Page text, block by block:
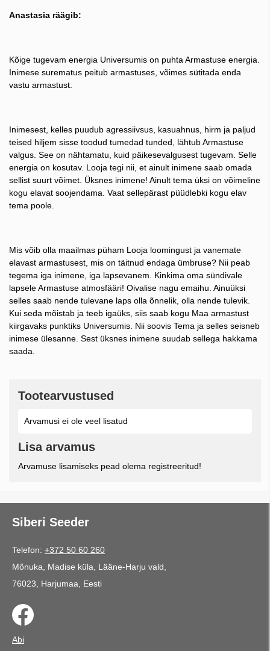
Anastasia räägib:
Kõige tugevam energia Universumis on puhta Armastuse energia.
Inimese surematus peitub armastuses, võimes sütitada enda
vastu armastust.
Inimesest, kelles puudub agressiivsus, kasuahnus, hirm ja paljud
teised hiljem sisse toodud tumedad tunded, lähtub Armastuse
valgus. See on nähtamatu, kuid päikesevalgusest tugevam. Selle
energia on kosutav. Looja tegi nii, et ainult inimene saab omada
sellist suurt võimet. Üksnes inimene! Ainult tema üksi on võimeline
kogu elavat soojendama. Vaat sellepärast püüdlebki kogu elav
tema poole.
Mis võib olla maailmas püham Looja loomingust ja vanemate
elavast armastusest, mis on täitnud endaga ümbruse? Nii peab
tegema iga inimene, iga lapsevanem. Kinkima oma sündivale
lapsele Armastuse atmosfääri! Oivalise nagu emaihu. Ainuüksi
selles saab nende tulevane laps olla õnnelik, olla nende tulevik.
Kui seda mõistab ja teeb igaüks, siis saab kogu Maa armastust
kiirgavaks punktiks Universumis. Nii soovis Tema ja selles seisneb
inimese ülesanne. Sest üksnes inimene suudab sellega hakkama
saada.
Tootearvustused
Arvamusi ei ole veel lisatud
Lisa arvamus
Arvamuse lisamiseks pead olema registreeritud!
Siberi Seeder
Telefon: +372 50 60 260
Mõnuka, Madise küla, Lääne-Harju vald,
76023, Harjumaa, Eesti
Abi